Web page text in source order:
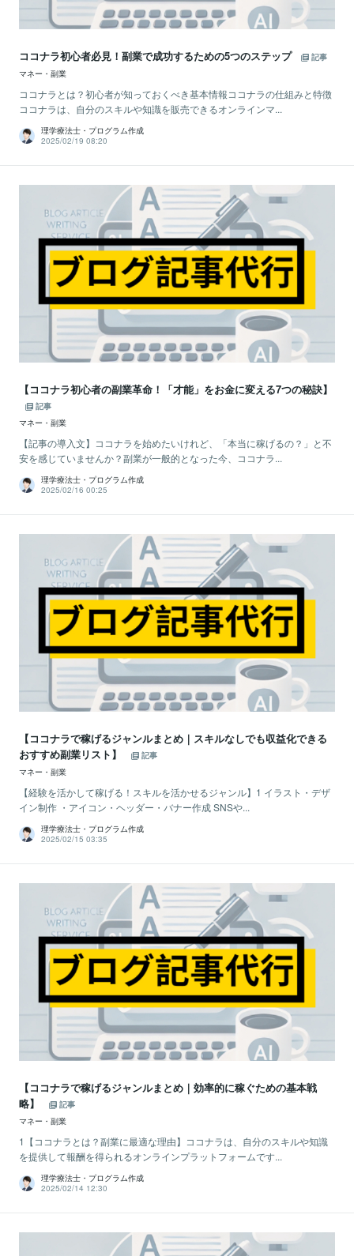
ココナラ初心者必見！副業で成功するための5つのステップ
記事
マネー・副業
ココナラとは？初心者が知っておくべき基本情報ココナラの仕組みと特徴
ココナラは、自分のスキルや知識を販売できるオンラインマ...
理学療法士・プログラム作成
2025/02/19 08:20
【ココナラ初心者の副業革命！「才能」をお金に変える7つの秘訣】
記事
マネー・副業
【記事の導入文】ココナラを始めたいけれど、「本当に稼げるの？」と不
安を感じていませんか？副業が一般的となった今、ココナラ...
理学療法士・プログラム作成
2025/02/16 00:25
【ココナラで稼げるジャンルまとめ｜スキルなしでも収益化できる
おすすめ副業リスト】
記事
マネー・副業
【経験を活かして稼げる！スキルを活かせるジャンル】1 イラスト・デザ
イン制作 ・アイコン・ヘッダー・バナー作成 SNSや...
理学療法士・プログラム作成
2025/02/15 03:35
【ココナラで稼げるジャンルまとめ｜効率的に稼ぐための基本戦
略】
記事
マネー・副業
1【ココナラとは？副業に最適な理由】ココナラは、自分のスキルや知識
を提供して報酬を得られるオンラインプラットフォームです...
理学療法士・プログラム作成
2025/02/14 12:30